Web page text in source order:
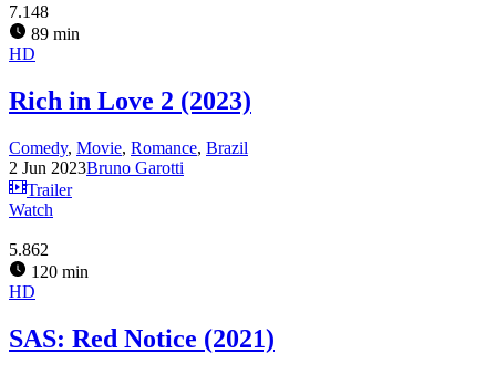
7.148
89 min
HD
Rich in Love 2 (2023)
Comedy, Movie, Romance, Brazil
2 Jun 2023Bruno Garotti
Trailer
Watch
5.862
120 min
HD
SAS: Red Notice (2021)